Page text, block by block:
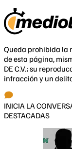
Queda prohibida la
de esta página,
DE C.V.; su
infracción y un
INICIA LA
DESTACADAS